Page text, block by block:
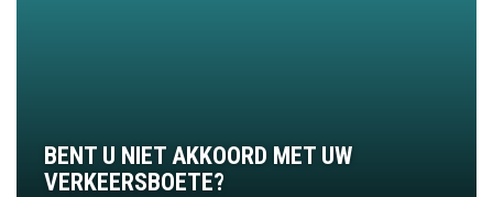
BENT U NIET AKKOORD MET UW
VERKEERSBOETE?